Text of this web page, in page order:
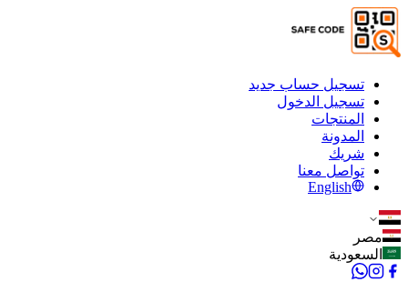
تسجيل حساب جديد
تسجيل الدخول
المنتجات
المدونة
شريك
تواصل معنا
English
مصر
السعودية